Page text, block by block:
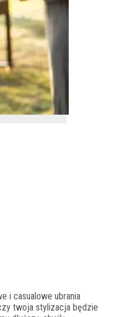
i casualowe ubrania
twoja stylizacja będzie